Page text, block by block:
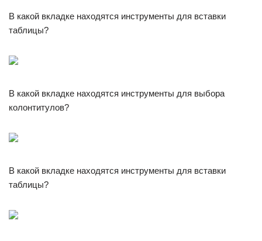
В какой вкладке находятся инструменты для вставки
таблицы?
В какой вкладке находятся инструменты для выбора
колонтитулов?
В какой вкладке находятся инструменты для вставки
таблицы?